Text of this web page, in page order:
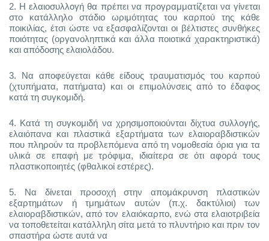
2. Η ελαιοσυλλογή θα πρέπει να προγραμματίζεται να γίνεται
στο κατάλληλο στάδιο ωριμότητας του καρπού της κάθε
ποικιλίας, έτσι ώστε να εξασφαλίζονται οι βέλτιστες συνθήκες
ποιότητας (οργανοληπτικά και άλλα ποιοτικά χαρακτηριστικά)
και απόδοσης ελαιολάδου.
3.
Να αποφεύγεται κάθε είδους τραυματισμός του καρπού
(χτυπήματα, πατήματα) και οι επιμολύνσεις από το έδαφος
κατά τη συγκομιδή.
4. Κατά τη συγκομιδή να χρησιμοποιούνται δίχτυα συλλογής,
ελαιόπανα και πλαστικά εξαρτήματα των ελαιοραβδιστικών
που πληρούν τα προβλεπόμενα από τη νομοθεσία όρια για τα
υλικά σε επαφή με τρόφιμα, ιδιαίτερα σε ότι αφορά τους
πλαστικοποιητές (φθαλικοί εστέρες).
5.
Να δίνεται προσοχή στην απομάκρυνση πλαστικών
εξαρτημάτων ή τμημάτων αυτών (π.χ. δακτύλιοι) των
ελαιοραβδιστικών, από τον ελαιόκαρπο, ενώ στα ελαιοτριβεία
να τοποθετείται κατάλληλη σίτα μετά το πλυντήριο και πριν τον
σπαστήρα ώστε αυτά να